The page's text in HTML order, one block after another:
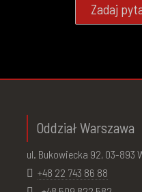
Zadaj
Oddział Warszawa
ul. Bukowiecka 92, 03-893
+48 22 743 86 88